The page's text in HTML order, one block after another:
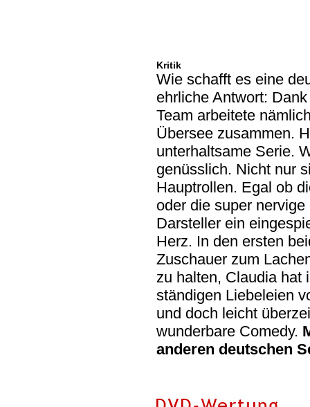
Kritik
Wie schafft es eine
ehrliche Antwort:
Team arbeitete
Übersee zusammen.
unterhaltsame Serie.
genüsslich. Nicht nur
Hauptrollen. Egal ob
oder die super
Darsteller ein
Herz. In den ersten
Zuschauer zum
zu halten, Claudia hat
ständigen Liebeleien
und doch leicht
wunderbare Comedy.
anderen deutschen